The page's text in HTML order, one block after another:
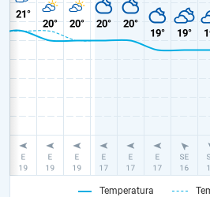
Temperatura